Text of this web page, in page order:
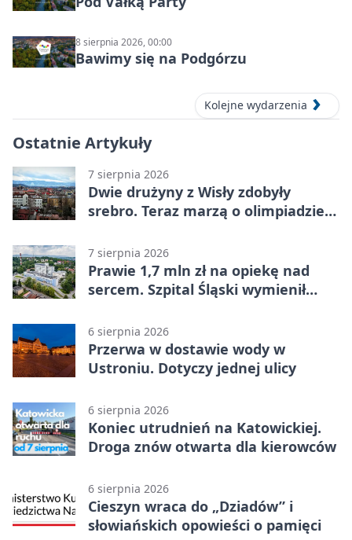
8 sierpnia 2026, 00:00
Bawimy się na Podgórzu
Kolejne wydarzenia
Ostatnie Artykuły
7 sierpnia 2026
Dwie drużyny z Wisły zdobyły
srebro. Teraz marzą o olimpiadzie
7 sierpnia 2026
Prawie 1,7 mln zł na opiekę nad
sercem. Szpital Śląski wymienił
6 sierpnia 2026
Przerwa w dostawie wody w
Ustroniu. Dotyczy jednej ulicy
6 sierpnia 2026
Koniec utrudnień na Katowickiej.
Droga znów otwarta dla kierowców
6 sierpnia 2026
Cieszyn wraca do „Dziadów” i
słowiańskich opowieści o pamięci